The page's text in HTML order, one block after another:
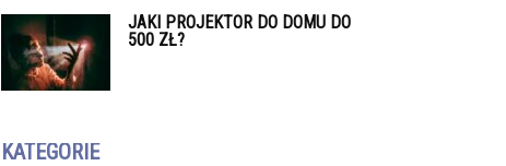
JAKI PROJEKTOR DO DOMU DO
500 ZŁ?
KATEGORIE